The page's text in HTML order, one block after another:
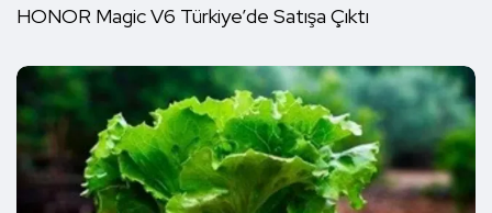
HONOR Magic V6 Türkiye’de Satışa Çıktı